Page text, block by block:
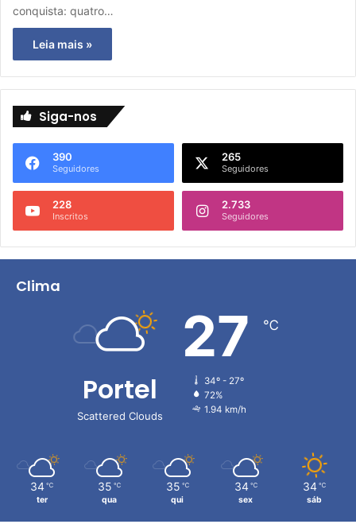
conquista: quatro…
Leia mais »
Siga-nos
390
Seguidores
265
Seguidores
228
Inscritos
2.733
Seguidores
Clima
Portel
Scattered Clouds
27 ℃
34º - 27º
72%
1.94 km/h
34 ℃
ter
35 ℃
qua
35 ℃
qui
34 ℃
sex
34 ℃
sáb